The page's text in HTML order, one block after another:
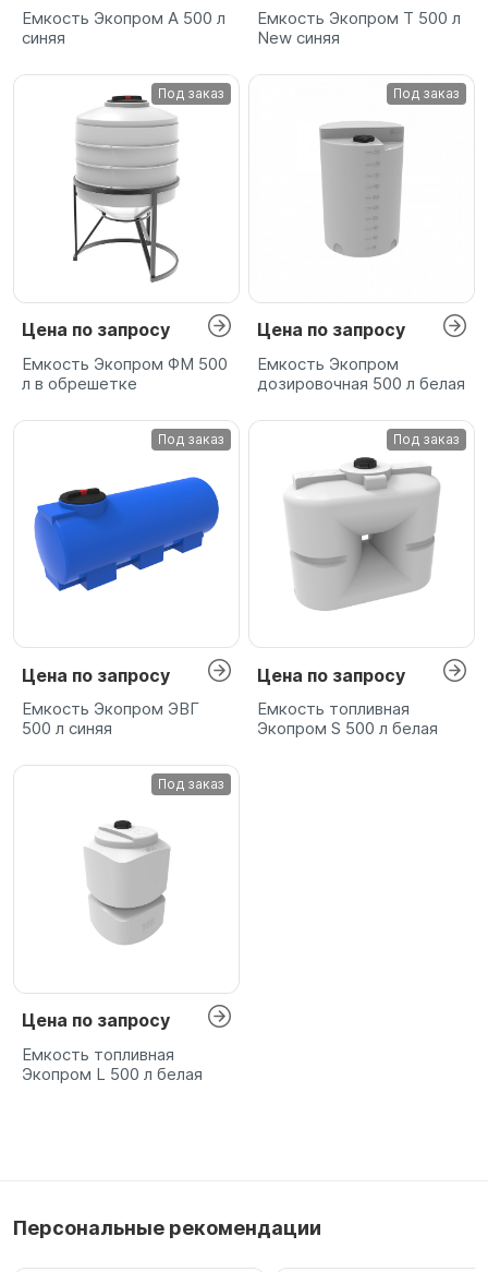
Емкость Экопром A 500 л
синяя
Емкость Экопром T 500 л
New синяя
Под заказ
Цена по запросу
Емкость Экопром ФМ 500
л в обрешетке
Под заказ
Цена по запросу
Емкость Экопром
дозировочная 500 л белая
Под заказ
Цена по запросу
Емкость Экопром ЭВГ
500 л синяя
Под заказ
Цена по запросу
Емкость топливная
Экопром S 500 л белая
Под заказ
Цена по запросу
Емкость топливная
Экопром L 500 л белая
Персональные рекомендации